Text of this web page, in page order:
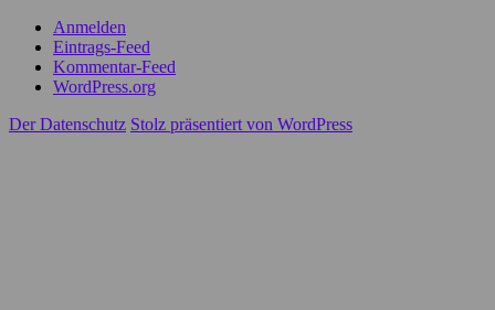
Anmelden
Eintrags-Feed
Kommentar-Feed
WordPress.org
Der Datenschutz Stolz präsentiert von WordPress